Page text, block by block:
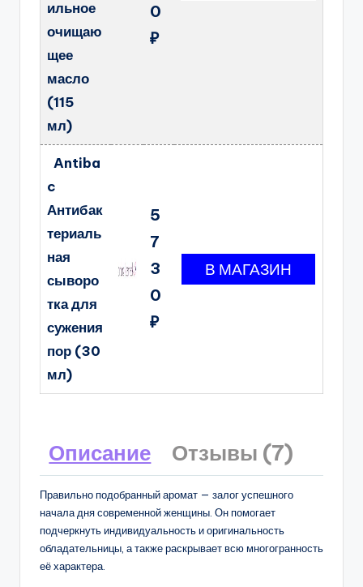
ильное
очищаю
щее
масло
(115
мл)
0
₽
Antiba
c
Антибак
териаль
ная
сыворо
тка для
сужения
пор (30
мл)
5
7
3
0
₽
Описание Отзывы (7)
Правильно подобранный аромат — залог успешного
начала дня современной женщины. Он помогает
подчеркнуть индивидуальность и оригинальность
обладательницы, а также раскрывает всю многогранность
её характера.